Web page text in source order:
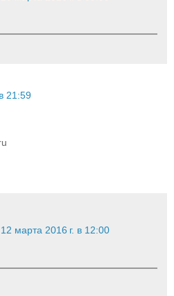
21:59
12 марта 2016 г. в 12:00